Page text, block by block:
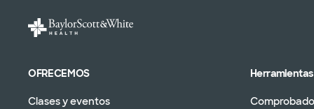
OFRECEMOS
Clases y eventos